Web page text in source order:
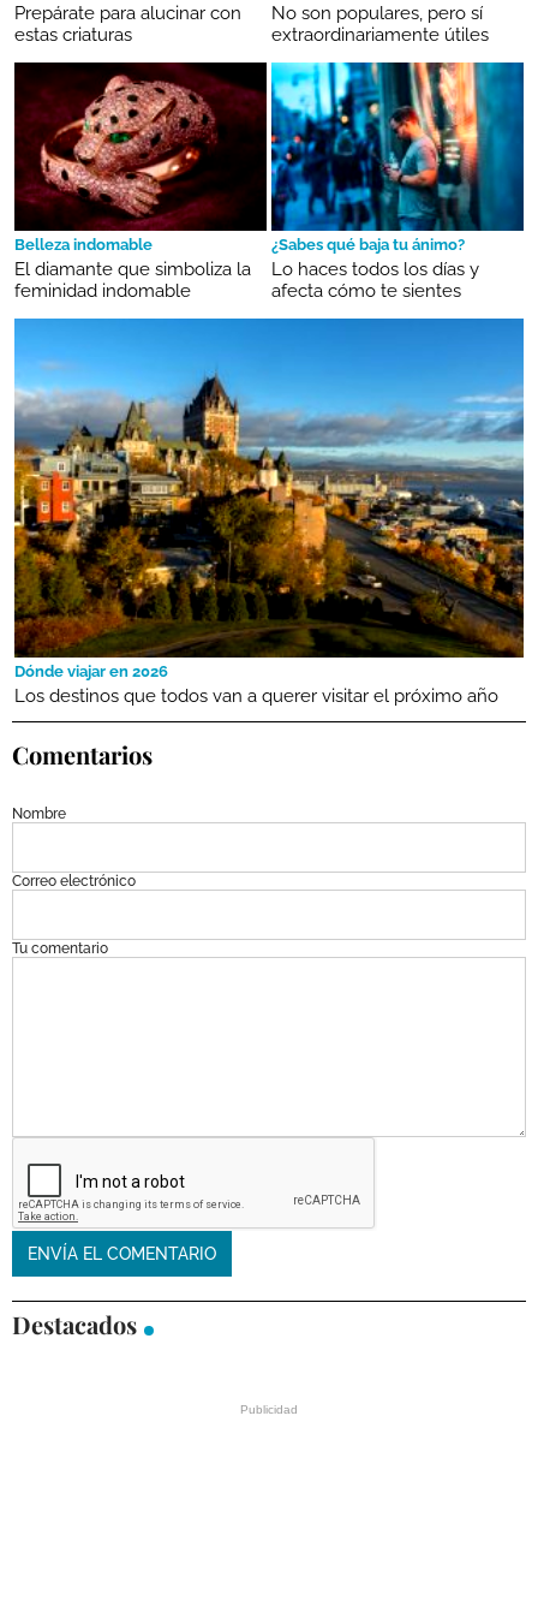
Prepárate para alucinar con
estas criaturas
No son populares, pero sí
extraordinariamente útiles
Belleza indomable
El diamante que simboliza la
feminidad indomable
¿Sabes qué baja tu ánimo?
Lo haces todos los días y
afecta cómo te sientes
Dónde viajar en 2026
Los destinos que todos van a querer visitar el próximo año
Comentarios
Nombre
Correo electrónico
Tu comentario
Destacados